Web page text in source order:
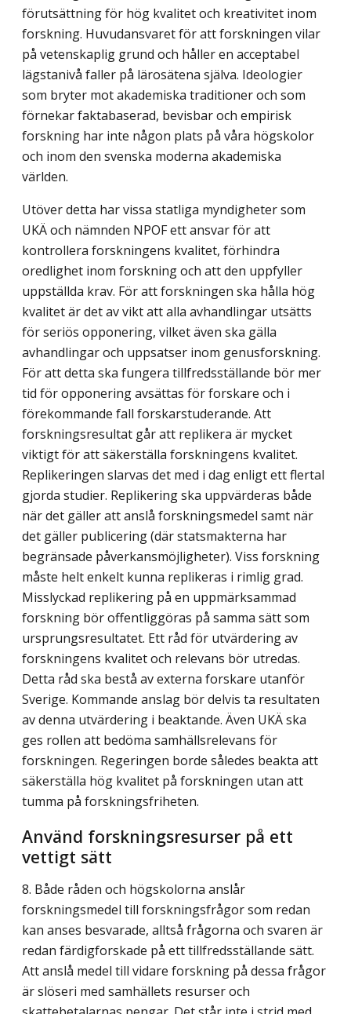
förutsättning för hög kvalitet och kreativitet inom
forskning. Huvudansvaret för att forskningen vilar
på vetenskaplig grund och håller en acceptabel
lägstanivå faller på lärosätena själva. Ideologier
som bryter mot akademiska traditioner och som
förnekar faktabaserad, bevisbar och empirisk
forskning har inte någon plats på våra högskolor
och inom den svenska moderna akademiska
världen.
Utöver detta har vissa statliga myndigheter som
UKÄ och nämnden NPOF ett ansvar för att
kontrollera forskningens kvalitet, förhindra
oredlighet inom forskning och att den uppfyller
uppställda krav. För att forskningen ska hålla hög
kvalitet är det av vikt att alla avhandlingar utsätts
för seriös opponering, vilket även ska gälla
avhandlingar och uppsatser inom genusforskning.
För att detta ska fungera tillfredsställande bör mer
tid för opponering avsättas för forskare och i
förekommande fall forskarstuderande. Att
forskningsresultat går att replikera är mycket
viktigt för att säkerställa forskningens kvalitet.
Replikeringen slarvas det med i dag enligt ett flertal
gjorda studier. Replikering ska uppvärderas både
när det gäller att anslå forskningsmedel samt när
det gäller publicering (där statsmakterna har
begränsade påverkansmöjligheter). Viss forskning
måste helt enkelt kunna replikeras i rimlig grad.
Misslyckad replikering på en uppmärk­sammad
forskning bör offentliggöras på samma sätt som
ursprungsresultatet. Ett råd för utvärdering av
forskningens kvalitet och relevans bör utredas.
Detta råd ska bestå av externa forskare utanför
Sverige. Kommande anslag bör delvis ta resultaten
av denna utvärdering i beaktande. Även UKÄ ska
ges rollen att bedöma samhällsrelevans för
forskningen. Regeringen borde således beakta att
säkerställa hög kvalitet på forskningen utan att
tumma på forskningsfriheten.
Använd forskningsresurser på ett
vettigt sätt
8. Både råden och högskolorna anslår
forskningsmedel till forskningsfrågor som redan
kan anses besvarade, alltså frågorna och svaren är
redan färdigforskade på ett tillfreds­ställande sätt.
Att anslå medel till vidare forskning på dessa frågor
är slöseri med samhällets resurser och